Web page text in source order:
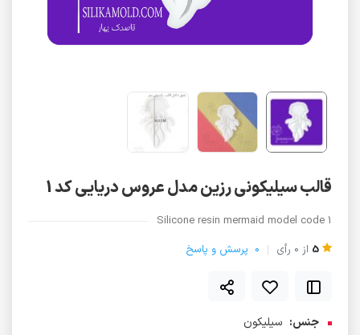
قالب سیلیکونی رزین مدل عروس دریایی کد 1
Silicone resin mermaid model code 1
5 از 0 رأی 0 پرسش و پاسخ
جنس: سیلیکون